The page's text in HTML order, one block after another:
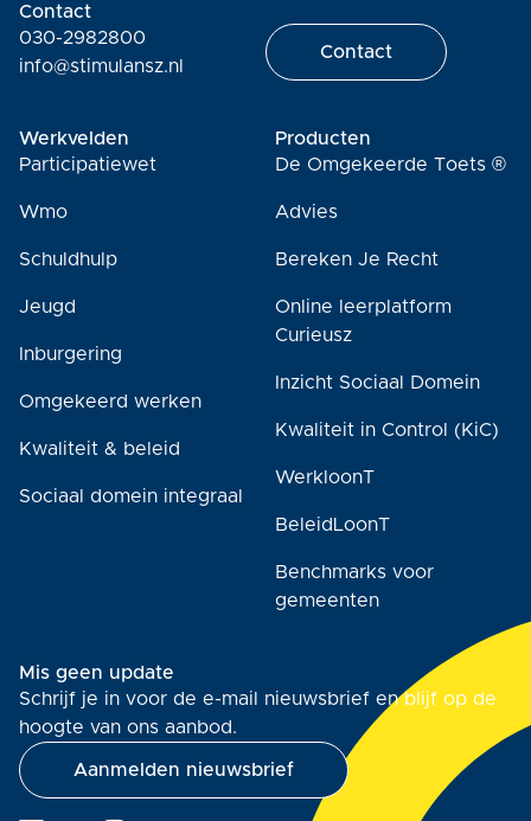
Contact
030-2982800
info@stimulansz.nl
Contact
Werkvelden
Participatiewet
Wmo
Schuldhulp
Jeugd
Inburgering
Omgekeerd werken
Kwaliteit & beleid
Sociaal domein integraal
Producten
De Omgekeerde Toets ®
Advies
Bereken Je Recht
Online leerplatform
Curieusz
Inzicht Sociaal Domein
Kwaliteit in Control (KiC)
WerkloonT
BeleidLoonT
Benchmarks voor
gemeenten
Mis geen update
Schrijf je in voor de e-mail nieuwsbrief en blijf op de
hoogte van ons aanbod.
Aanmelden nieuwsbrief